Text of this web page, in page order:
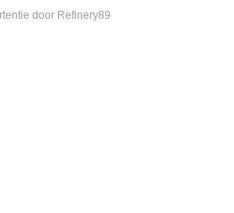
door Refinery89